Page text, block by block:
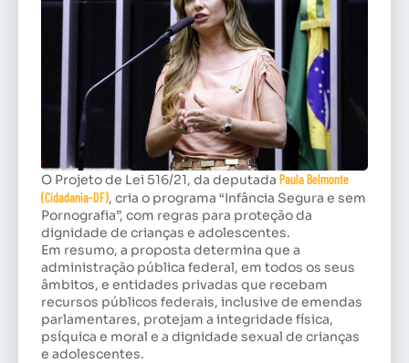
O Projeto de Lei 516/21, da deputada Paula Belmonte
(Cidadania-DF), cria o programa “Infância Segura e sem
Pornografia”, com regras para proteção da
dignidade de crianças e adolescentes.
Em resumo, a proposta determina que a
administração pública federal, em todos os seus
âmbitos, e entidades privadas que recebam
recursos públicos federais, inclusive de emendas
parlamentares, protejam a integridade física,
psíquica e moral e a dignidade sexual de crianças
e adolescentes.